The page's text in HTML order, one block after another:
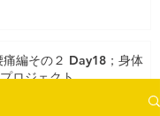
編その２ Day18；身体
ロジェクト